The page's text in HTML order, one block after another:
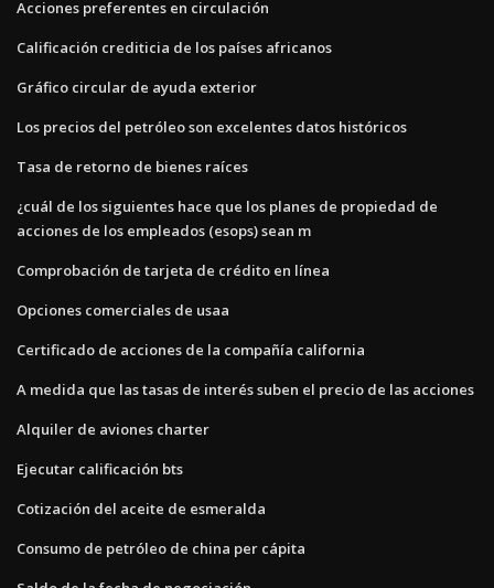
Acciones preferentes en circulación
Calificación crediticia de los países africanos
Gráfico circular de ayuda exterior
Los precios del petróleo son excelentes datos históricos
Tasa de retorno de bienes raíces
¿cuál de los siguientes hace que los planes de propiedad de
acciones de los empleados (esops) sean m
Comprobación de tarjeta de crédito en línea
Opciones comerciales de usaa
Certificado de acciones de la compañía california
A medida que las tasas de interés suben el precio de las acciones
Alquiler de aviones charter
Ejecutar calificación bts
Cotización del aceite de esmeralda
Consumo de petróleo de china per cápita